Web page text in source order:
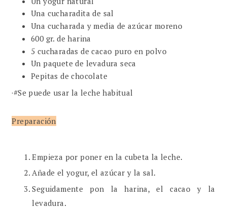
Una cucharadita de sal
Una cucharada y media de azúcar moreno
600 gr. de harina
5 cucharadas de cacao puro en polvo
Un paquete de levadura seca
Pepitas de chocolate
·#Se puede usar la leche habitual
Preparación
Empieza por poner en la cubeta la leche.
Añade el yogur, el azúcar y la sal.
Seguidamente pon la harina, el cacao y la
levadura.